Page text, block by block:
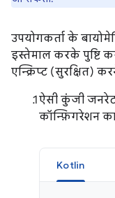
उपयोगकर्ता के
इस्तेमाल करके पुष्टि
एन्क्रिप्ट (सुरक्षित)
ऐसी कुंजी
कॉन्फ़िगरेशन
Kotlin